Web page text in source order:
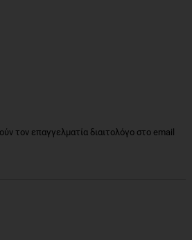
τον επαγγελματία διαιτολόγο στο email